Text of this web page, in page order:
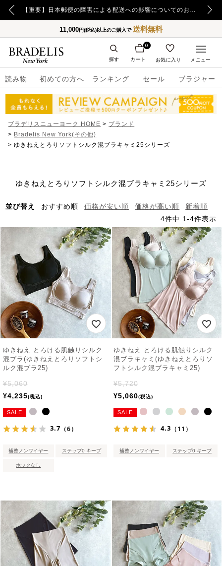
【重要】日本郵便の障害による配送への影響についてのお詫び
11,000円(税込)以上のご購入で送料無料
読み物 初めての方へ ランキング セール ブラジャー
カート
0
お気に入り
探す メニュー
ブラデリスニューヨーク HOME
ブランド
Bradelis New York(その他)
ゆきねえとろりソフトシルク混ブラキャミ25シリーズ
ゆきねえとろりソフトシルク混ブラキャミ25シリーズ
並び替え おすすめ順 価格が安い順 価格が高い順
新着順
4件中 1 -4件表示
ゆきねえ とろける肌触りシルク
混ブラ(ゆきねえとろりソフトシ
ルク混ブラ25)
¥5,060
¥4,235 税込
SALE
3.7 （6）
補整ノンワイヤー ステップ0 キープ
ホックなし
ゆきねえ とろける肌触りシルク
混ブラキャミ(ゆきねえとろりソ
フトシルク混ブラキャミ25)
¥5,720
¥5,060 税込
SALE
4.3 （11）
補整ノンワイヤー ステップ0 キープ